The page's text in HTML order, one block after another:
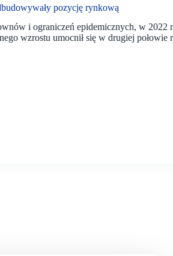
pozycję rynkową
i ograniczeń epidemicznych, w 2022
wzrostu umocnił się w drugiej połowie